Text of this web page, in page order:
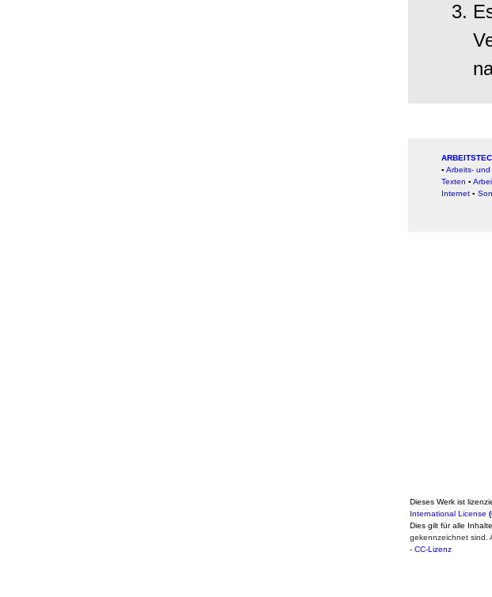
▪ Arbeits-
Texten ▪
Internet ▪
Dieses Werk ist
International License
Dies gilt für alle
gekennzeichnet sind.
- CC-Lizenz